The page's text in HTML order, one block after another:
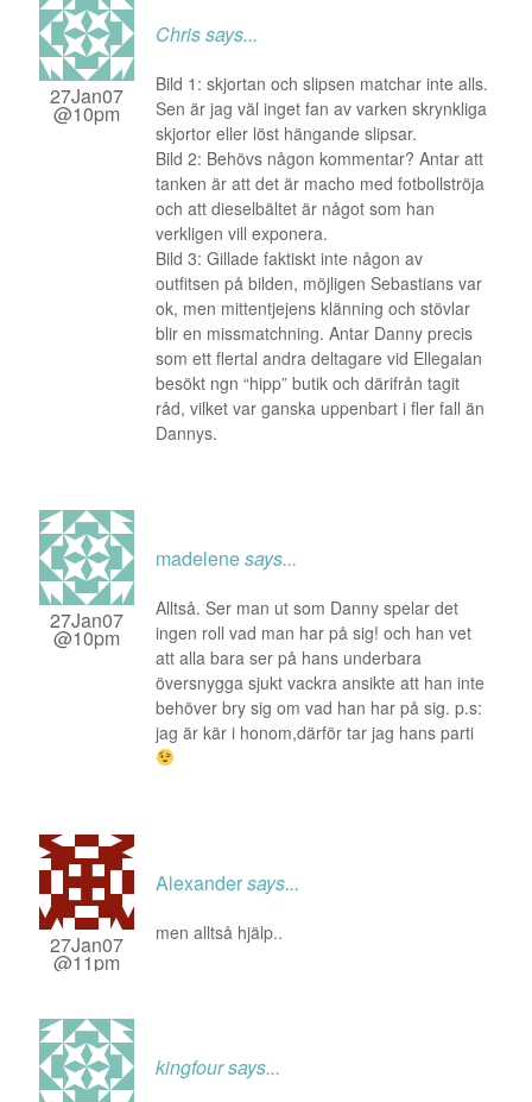
27Jan07
@10pm
Chrissays...
Bild 1: skjortan och slipsen matchar inte alls.
Sen är jag väl inget fan av varken skrynkliga
skjortor eller löst hängande slipsar.
Bild 2: Behövs någon kommentar? Antar att
tanken är att det är macho med fotbollströja
och att dieselbältet är något som han
verkligen vill exponera.
Bild 3: Gillade faktiskt inte någon av
outfitsen på bilden, möjligen Sebastians var
ok, men mittentjejens klänning och stövlar
blir en missmatchning. Antar Danny precis
som ett flertal andra deltagare vid Ellegalan
besökt ngn “hipp” butik och därifrån tagit
råd, vilket var ganska uppenbart i fler fall än
Dannys.
27Jan07
@10pm
madelenesays...
Alltså. Ser man ut som Danny spelar det
ingen roll vad man har på sig! och han vet
att alla bara ser på hans underbara
översnygga sjukt vackra ansikte att han inte
behöver bry sig om vad han har på sig. p.s:
jag är kär i honom,därför tar jag hans parti
27Jan07
@11pm
Alexandersays...
men alltså hjälp..
kingfoursays...